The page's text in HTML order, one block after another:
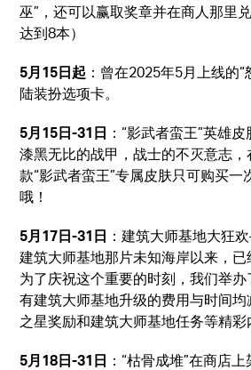
巫”，还可以赢取奖章并在商人那里
达到8本）
5月15日起 ：曾在2025年5月上线的
陆装扮选项卡。
5月15日-31日 ：“影武者蛮王”英雄
漆黑无比的战甲，战士的不灭意志
款“影武者蛮王”专属皮肤只可购买一
哦！
5月17日-31日 ：建筑大师基地大狂
建筑大师基地那片未知海岸以来，已
为了庆祝这个重要的时刻，我们举
有建筑大师基地升级的费用与时间
之星奖励和建筑大师基地任务等精彩
5月18日-31日 ：“枯骨成堆”在商店